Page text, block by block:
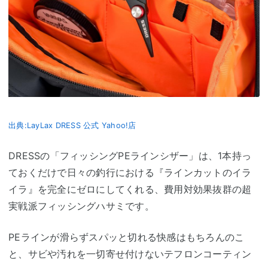
出典:LayLax DRESS 公式 Yahoo!店
DRESSの「フィッシングPEラインシザー」は、1本持っ
ておくだけで日々の釣行における『ラインカットのイラ
イラ』を完全にゼロにしてくれる、費用対効果抜群の超
実戦派フィッシングハサミです。
PEラインが滑らずスパッと切れる快感はもちろんのこ
と、サビや汚れを一切寄せ付けないテフロンコーティン